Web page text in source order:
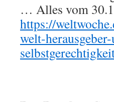
… Alles vom
https://
welt-